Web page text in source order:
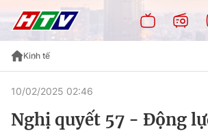
Kinh tế
10/02/2025 02:46
Nghị quyết 57 - Động